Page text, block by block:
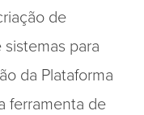
de
para
da Plataforma
ferramenta de